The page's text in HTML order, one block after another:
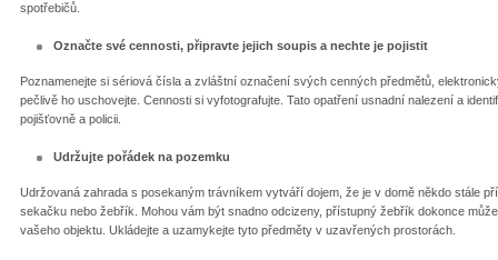
spotřebičů.
Označte své cennosti, připravte jejich soupis a nechte je pojistit
Poznamenejte si sériová čísla a zvláštní označení svých cenných předmětů,
pečlivě ho uschovejte. Cennosti si vyfotografujte. Tato opatření usnadní nalezení a
pojišťovně a policii.
Udržujte pořádek na pozemku
Udržovaná zahrada s posekaným trávníkem vytváří dojem, že je v domě někdo stále
sekačku nebo žebřík. Mohou vám být snadno odcizeny, přístupný žebřík dokonce
vašeho objektu. Ukládejte a uzamykejte tyto předměty v uzavřených prostorách.